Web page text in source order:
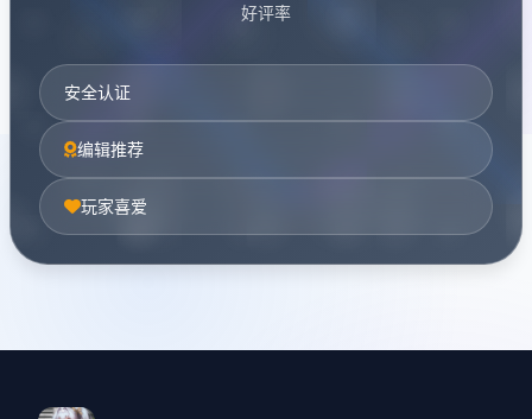
好评率
安全认证
编辑推荐
玩家喜爱